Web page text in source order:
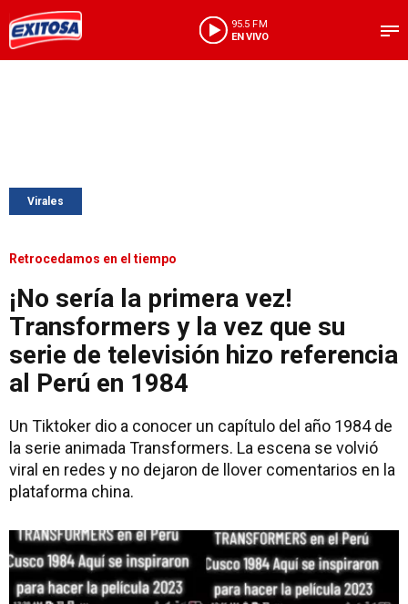
95.5 FM
EN VIVO
Virales
Retrocedamos en el tiempo
¡No sería la primera vez!
Transformers y la vez que su
serie de televisión hizo referencia
al Perú en 1984
Un Tiktoker dio a conocer un capítulo del año 1984 de
la serie animada Transformers. La escena se volvió
viral en redes y no dejaron de llover comentarios en la
plataforma china.